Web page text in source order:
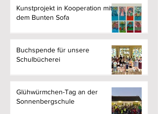
Kunstprojekt in Kooperation mit
dem Bunten Sofa
Buchspende für unsere
Schulbücherei
Glühwürmchen-Tag an der
Sonnenbergschule